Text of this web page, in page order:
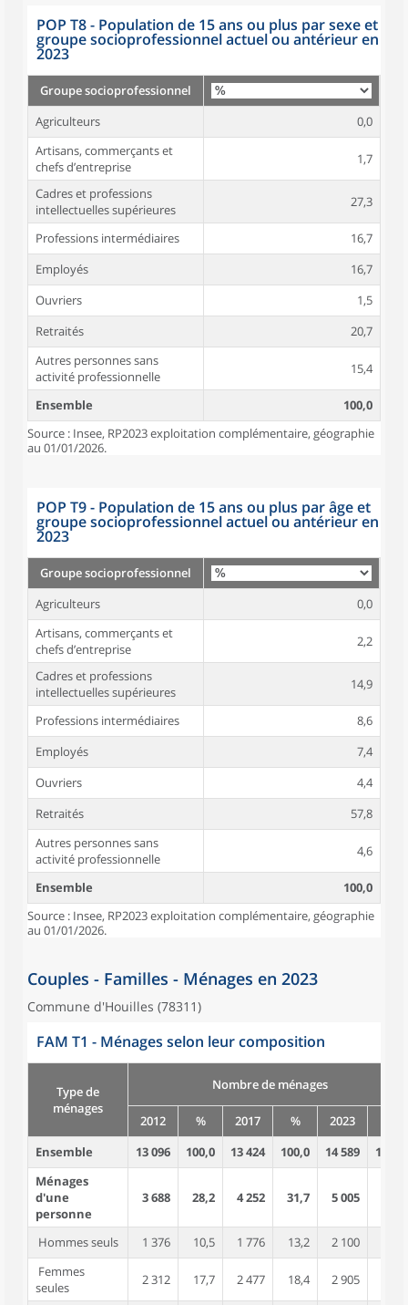
POP T8 - Population de 15 ans ou plus par sexe et
groupe socioprofessionnel actuel ou antérieur en
2023
Groupe socioprofessionnel
Agriculteurs
0,0
Artisans, commerçants et
chefs d’entreprise
1,7
Cadres et professions
intellectuelles supérieures
27,3
Professions intermédiaires
16,7
Employés
16,7
Ouvriers
1,5
Retraités
20,7
Autres personnes sans
activité professionnelle
15,4
Ensemble
100,0
Source : Insee, RP2023 exploitation complémentaire, géographie
au 01/01/2026.
POP T9 - Population de 15 ans ou plus par âge et
groupe socioprofessionnel actuel ou antérieur en
2023
Groupe socioprofessionnel
Agriculteurs
0,0
Artisans, commerçants et
chefs d’entreprise
2,2
Cadres et professions
intellectuelles supérieures
14,9
Professions intermédiaires
8,6
Employés
7,4
Ouvriers
4,4
Retraités
57,8
Autres personnes sans
activité professionnelle
4,6
Ensemble
100,0
Source : Insee, RP2023 exploitation complémentaire, géographie
au 01/01/2026.
Couples - Familles - Ménages en 2023
Commune d'Houilles (78311)
FAM T1 - Ménages selon leur composition
Type de
ménages
Nombre de ménages
2012 % 2017 % 2023
Ensemble
13 096 100,0 13 424 100,0 14 589
100,0
Ménages
d'une
personne
3 688 28,2 4 252 31,7 5 005
Hommes seuls 1 376 10,5 1 776 13,2 2 100
Femmes
seules
2 312 17,7 2 477 18,4 2 905